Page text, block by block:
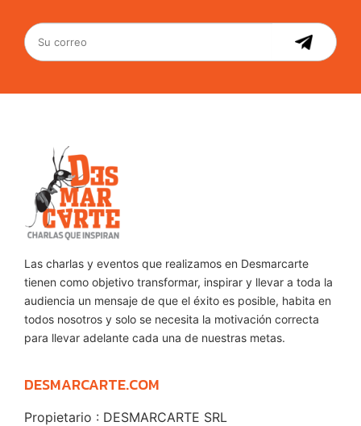
Las charlas y eventos que realizamos en Desmarcarte
tienen como objetivo transformar, inspirar y llevar a toda la
audiencia un mensaje de que el éxito es posible, habita en
todos nosotros y solo se necesita la motivación correcta
para llevar adelante cada una de nuestras metas.
DESMARCARTE.COM
Propietario : DESMARCARTE SRL